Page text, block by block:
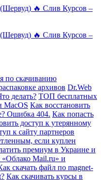
по скачиванию
архивов Dr.Web
делать? ТОП бесплатных
MacOS Как восстановить
Ошибка 404. Как попасть
доступ к утерянному
к сайту партнеров
если куплен
премиум в Украине и
«Облако Mail.ru» и
скачать файл по magnet-
Как скачивать курсы в